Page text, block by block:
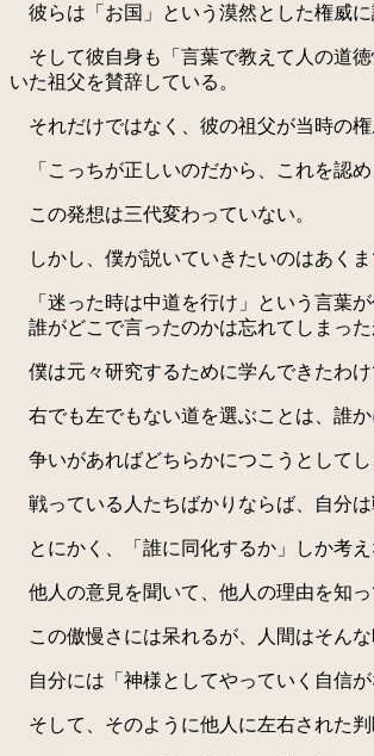
彼らは「お国」という漠然とした権威に
そして彼自身も「言葉で教えて人の道
いた祖父を賛辞している。
それだけではなく、彼の祖父が当時の権
「こっちが正しいのだから、これを認め
この発想は三代変わっていない。
しかし、僕が説いていきたいのはあくま
「迷った時は中道を行け」という言葉が
誰がどこで言ったのかは忘れてしまった
僕は元々研究するために学んできたわけ
右でも左でもない道を選ぶことは、誰か
争いがあればどちらかにつこうとしてし
戦っている人たちばかりならば、自分は
とにかく、「誰に同化するか」しか考え
他人の意見を聞いて、他人の理由を知っ
この傲慢さには呆れるが、人間はそんな
自分には「神様としてやっていく自信が
そして、そのように他人に左右された判